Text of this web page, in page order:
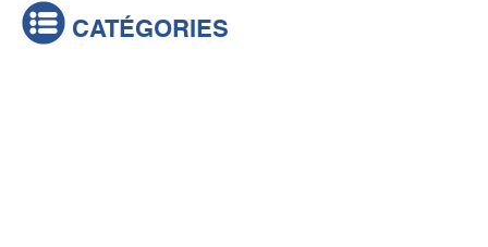
CATÉGORIES